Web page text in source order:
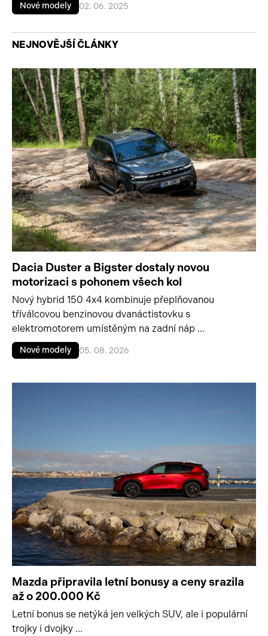
Nové modely 02. 06. 2025
NEJNOVĚJŠÍ ČLÁNKY
Dacia Duster a Bigster dostaly novou
motorizaci s pohonem všech kol
Nový hybrid 150 4x4 kombinuje přeplňovanou
tříválcovou benzinovou dvanáctistovku s
elektromotorem umístěným na zadní náp ...
Nové modely 05. 08. 2026
Mazda připravila letní bonusy a ceny srazila
až o 200.000 Kč
Letní bonus se netýká jen velkých SUV, ale i populární
trojky i dvojky ...